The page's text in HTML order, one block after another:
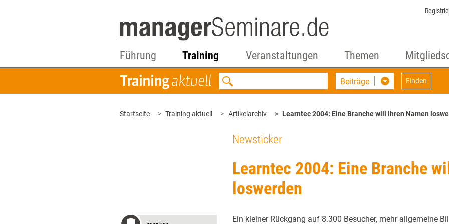
Führung Training Veranstaltungen Themen
Beiträge Finden
Startseite Training aktuell Artikelarchiv Learntec 2004: Eine Branche will ihren Namen
Newsticker
Learntec 2004: Eine Branche
loswerden
Ein kleiner Rückgang auf 8.300 Besucher, mehr allgemeine